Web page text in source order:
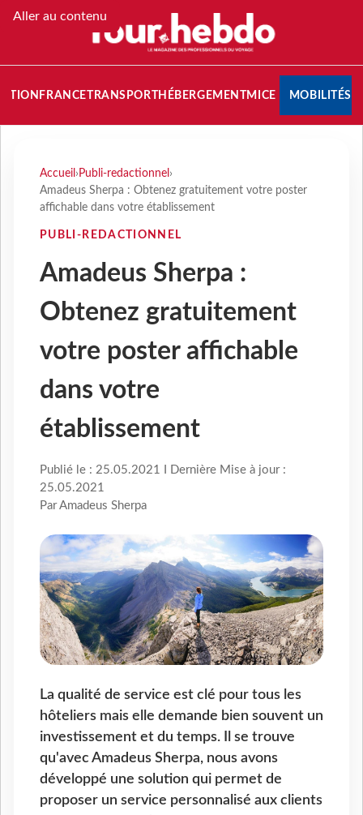
Aller au contenu
FRANCETRANSPORT HÉBERGEMENTMICE MOBILITÉS
Accueil › Publi-redactionnel ›
Amadeus Sherpa : Obtenez gratuitement votre poster
affichable dans votre établissement
PUBLI-REDACTIONNEL
Amadeus Sherpa :
Obtenez gratuitement
votre poster affichable
dans votre
établissement
Publié le : 25.05.2021 I Dernière Mise à jour :
25.05.2021
Par Amadeus Sherpa
La qualité de service est clé pour tous les
hôteliers mais elle demande bien souvent un
investissement et du temps. Il se trouve
qu'avec Amadeus Sherpa, nous avons
développé une solution qui permet de
proposer un service personnalisé aux clients